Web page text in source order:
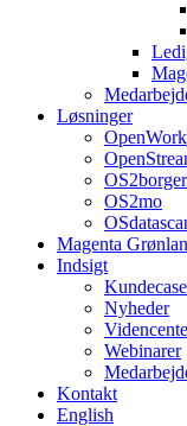
Løsninger
OS2mo
Magenta
Indsigt
Nyheder
Webinarer
Kontakt
English